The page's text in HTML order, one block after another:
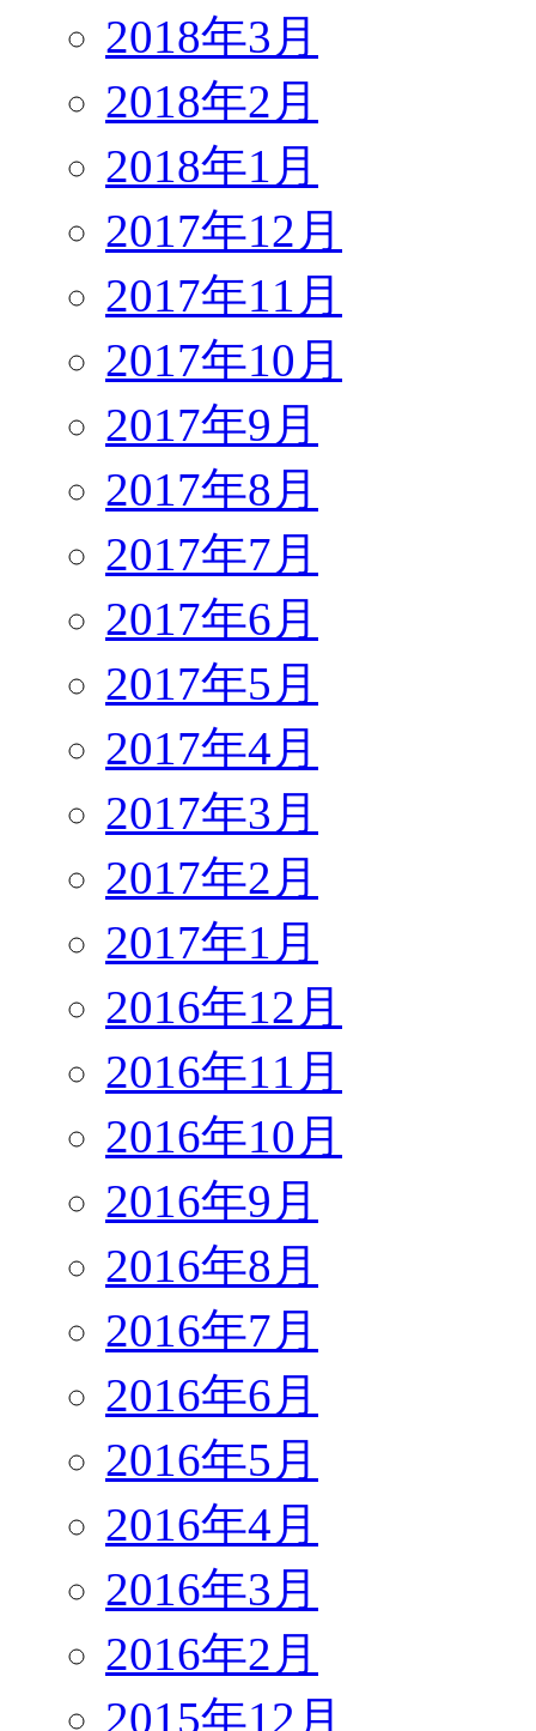
2018年3月
2018年2月
2018年1月
2017年12月
2017年11月
2017年10月
2017年9月
2017年8月
2017年7月
2017年6月
2017年5月
2017年4月
2017年3月
2017年2月
2017年1月
2016年12月
2016年11月
2016年10月
2016年9月
2016年8月
2016年7月
2016年6月
2016年5月
2016年4月
2016年3月
2016年2月
2015年12月